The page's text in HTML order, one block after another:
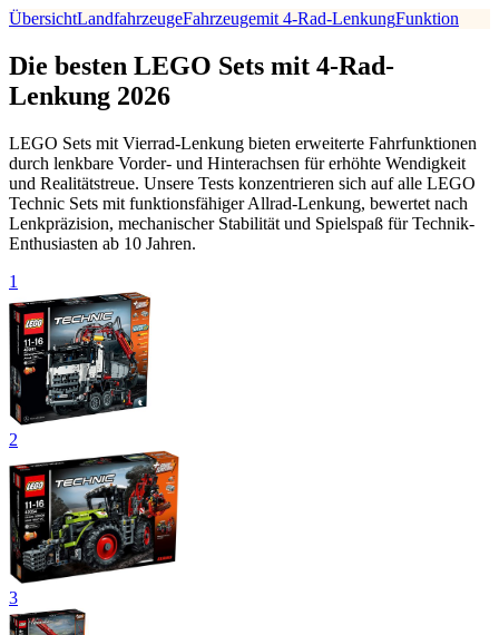
ÜbersichtLandfahrzeugeFahrzeugemit 4-Rad-LenkungFunktion
Die besten LEGO Sets mit 4-Rad-
Lenkung 2026
LEGO Sets mit Vierrad-Lenkung bieten erweiterte Fahrfunktionen
durch lenkbare Vorder- und Hinterachsen für erhöhte Wendigkeit
und Realitätstreue. Unsere Tests konzentrieren sich auf alle LEGO
Technic Sets mit funktionsfähiger Allrad-Lenkung, bewertet nach
Lenkpräzision, mechanischer Stabilität und Spielspaß für Technik-
Enthusiasten ab 10 Jahren.
1
2
3